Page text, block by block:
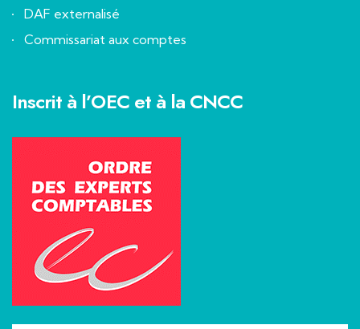
DAF externalisé
Commissariat aux comptes
Inscrit à l’OEC et à la CNCC